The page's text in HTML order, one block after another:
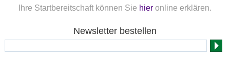
Ihre Startbereitschaft können Sie hier online erklären.
Newsletter bestellen